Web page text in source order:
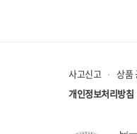
사고신고 상품
개인정보처리방침